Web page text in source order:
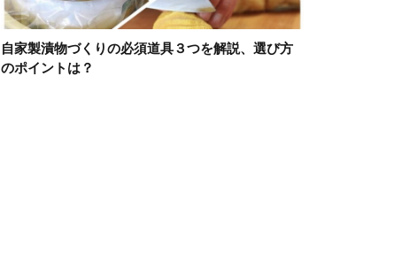
自家製漬物づくりの必須道具３つを解説、選び方
のポイントは？